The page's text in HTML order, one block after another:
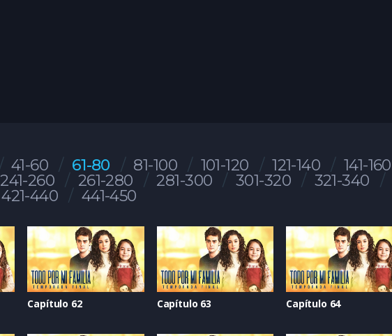
41-60 61-80 81-100 101-120 121-140 141-160
241-260 261-280 281-300 301-320 321-340
421-440 441-450
Capítulo 62 Capítulo 63 Capítulo 64